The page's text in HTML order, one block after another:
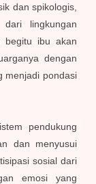
dan spikologis,
lingkungan
begitu ibu akan
dengan
menjadi pondasi
pendukung
dan menyusui
sosial dari
emosi yang